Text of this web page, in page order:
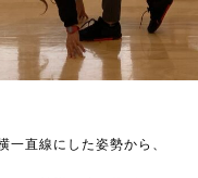
一直線にした姿勢から、